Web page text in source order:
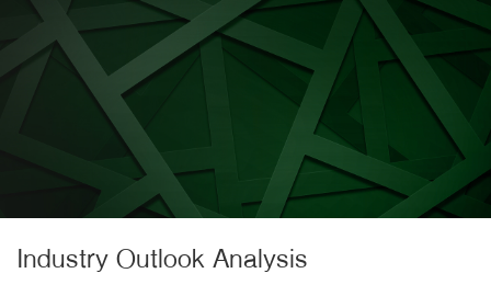
Industry Outlook Analysis